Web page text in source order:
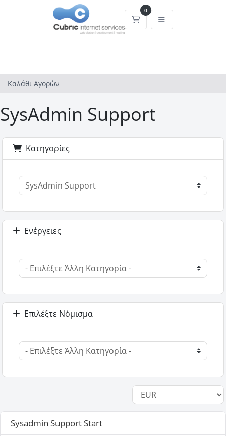
0
Καλάθι Αγορών
Καλάθι Αγορών
SysAdmin Support
Κατηγορίες
Ενέργειες
Επιλέξτε Νόμισμα
Sysadmin Support Start